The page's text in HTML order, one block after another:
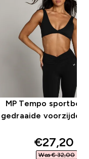
MP Tempo
gedraaide voorzijde -
€27,20‎
Was € 32,00‎